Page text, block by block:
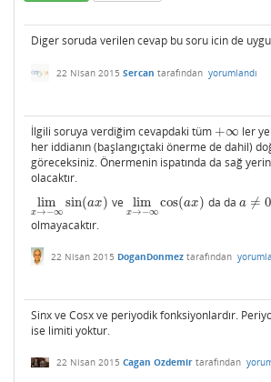
Diger soruda verilen cevap bu soru icin de
22 Nisan 2015 Sercan tarafından yorumlandı
İlgili soruya verdiğim cevapdaki tüm +∞
+∞ ler
her iddianın (başlangıçtaki önerme de dahil)
göreceksiniz. Önermenin ispatında da sağ
olacaktır.
lim
x→−∞
sin(ax)
limx→ −∞sin(ax) ve lim
x→−∞
cos(ax)
limx→ −∞cos(ax da da a ≠ 0
a≠0
olmayacaktır.
22 Nisan 2015 DoganDonmez tarafından
Sinx ve Cosx ve periyodik fonksiyonlardır.
ise limiti yoktur.
22 Nisan 2015 Cagan Ozdemir tarafından